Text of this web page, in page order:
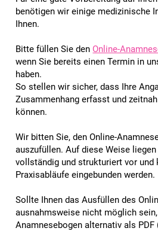
benötigen wir einige medizinische
Ihnen.
Bitte füllen Sie denOnline-
wenn Sie bereits einen Termin in
haben.
So stellen wir sicher, dass Ihre
Zusammenhang erfasst und
können.
Wir bitten Sie, den Online-
auszufüllen. Auf diese Weise
vollständig und strukturiert vor und
Praxisabläufe eingebunden werden.
Sollte Ihnen das Ausfüllen des
ausnahmsweise nicht möglich
Anamnesebogen alternativ als PDF